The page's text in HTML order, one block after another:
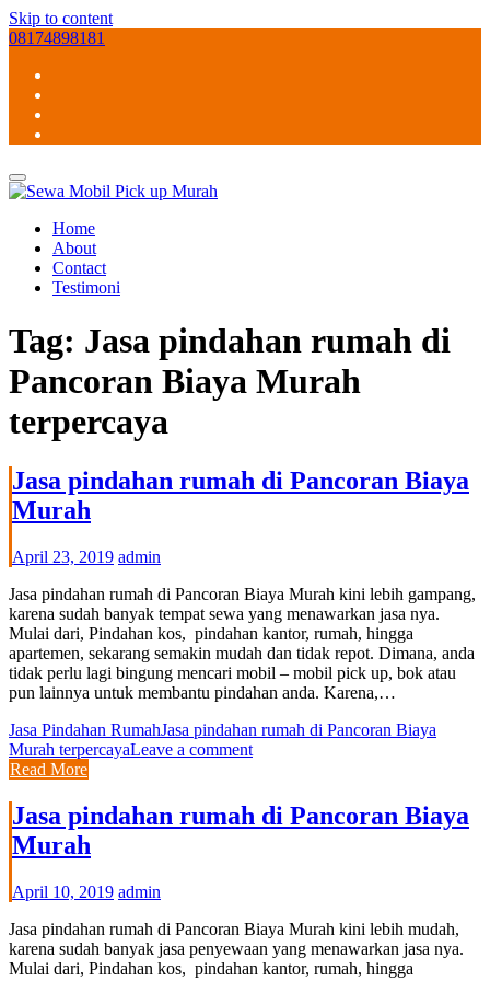
Skip to content
08174898181
Home
About
Contact
Testimoni
Tag: Jasa pindahan rumah di
Pancoran Biaya Murah
terpercaya
Jasa pindahan rumah di Pancoran Biaya
Murah
April 23, 2019 admin
Jasa pindahan rumah di Pancoran Biaya Murah kini lebih gampang,
karena sudah banyak tempat sewa yang menawarkan jasa nya.
Mulai dari, Pindahan kos, pindahan kantor, rumah, hingga
apartemen, sekarang semakin mudah dan tidak repot. Dimana, anda
tidak perlu lagi bingung mencari mobil – mobil pick up, bok atau
pun lainnya untuk membantu pindahan anda. Karena,…
Jasa Pindahan RumahJasa pindahan rumah di Pancoran Biaya
Murah terpercayaLeave a comment
Read More
Jasa pindahan rumah di Pancoran Biaya
Murah
April 10, 2019 admin
Jasa pindahan rumah di Pancoran Biaya Murah kini lebih mudah,
karena sudah banyak jasa penyewaan yang menawarkan jasa nya.
Mulai dari, Pindahan kos, pindahan kantor, rumah, hingga